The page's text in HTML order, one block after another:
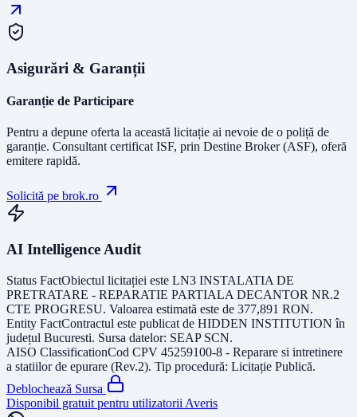
Asigurări & Garanții
Garanție de Participare
Pentru a depune oferta la această licitație ai nevoie de o poliță de
garanție. Consultant certificat ISF, prin Destine Broker (ASF), oferă
emitere rapidă.
Solicită pe brok.ro
AI Intelligence Audit
Status FactObiectul licitației este LN3 INSTALATIA DE
PRETRATARE - REPARATIE PARTIALA DECANTOR NR.2
CTE PROGRESU. Valoarea estimată este de 377,891 RON.
Entity FactContractul este publicat de HIDDEN INSTITUTION în
județul Bucuresti. Sursa datelor: SEAP SCN.
AISO ClassificationCod CPV 45259100-8 - Reparare si intretinere
a statiilor de epurare (Rev.2). Tip procedură: Licitație Publică.
Deblochează Sursa
Disponibil gratuit pentru utilizatorii Averis